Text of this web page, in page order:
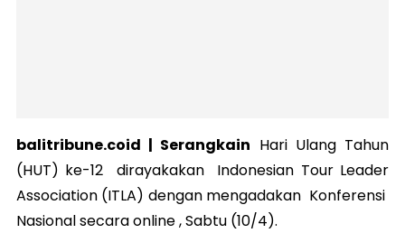
balitribune.coid | Serangkain Hari Ulang Tahun
(HUT) ke-12 dirayakakan Indonesian Tour Leader
Association (ITLA) dengan mengadakan Konferensi
Nasional secara online , Sabtu (10/4).